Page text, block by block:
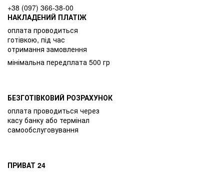
+38 (097) 366-38-00
НАКЛАДЕНИЙ ПЛАТІЖ
оплата проводиться
готівкою, під час
отримання замовлення
мінімальна передплата 500 гр
БЕЗГОТІВКОВИЙ РОЗРАХУНОК
оплата проводиться через
касу банку або термінал
самообслуговування
ПРИВАТ 24